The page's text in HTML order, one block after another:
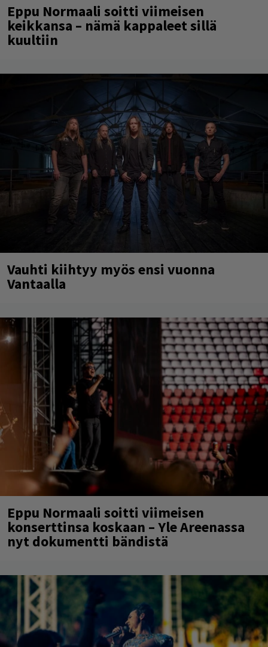
Eppu Normaali soitti viimeisen
keikkansa – nämä kappaleet sillä
kuultiin
Vauhti kiihtyy myös ensi vuonna
Vantaalla
Eppu Normaali soitti viimeisen
konserttinsa koskaan – Yle Areenassa
nyt dokumentti bändistä